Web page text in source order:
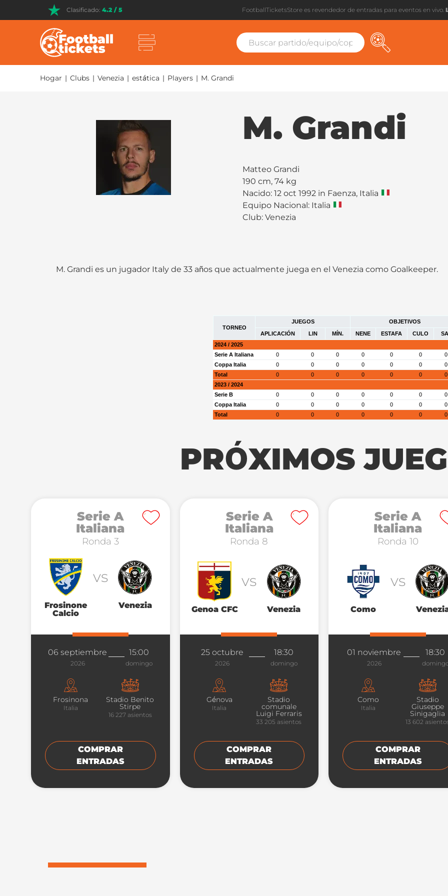
Clasificado: 4.2 / 5 FootballTicketsStore es revendedor de entradas para eventos en vivo.
Hogar | Clubs | Venezia | estática | Players | M. Grandi
M. Grandi
Matteo Grandi
190 cm, 74 kg
Nacido: 12 oct 1992 in Faenza, Italia
Equipo Nacional: Italia
Club:Venezia
M. Grandi es un jugador Italy de 33 años que actualmente juega en el Venezia como Goalkeeper.
TORNEO
JUEGOS
OBJETIVOS
APLICACIÓN
LIN MÍN. NENE ESTAFA CULO
2024 / 2025
Serie A Italiana
0 0 0 0 0 0
0
Coppa Italia
0 0 0 0 0 0
0
Total
0 0 0 0 0 0
0
2023 / 2024
Serie B
0 0 0 0 0 0
0
Coppa Italia
0 0 0 0 0 0
0
Total
0 0 0 0 0 0 0
PRÓXIMOS
Serie A
Italiana
Ronda 3
Frosinone
Calcio
vs
Venezia
06 septiembre
2026
15:00
domingo
Frosinona
Italia
Stadio Benito
Stirpe
16 227 asientos
COMPRAR
ENTRADAS
Serie A
Italiana
Ronda 8
Genoa CFC
vs
Venezia
25 octubre
2026
18:30
domingo
Génova
Italia
Stadio
comunale
Luigi Ferraris
33 205 asientos
COMPRAR
ENTRADAS
Serie A
Italiana
Ronda 10
Como
vs
01 noviembre
2026
18:30
Como
Italia
Stadio
Giuseppe
Sinigaglia
13 602
COMPRAR
ENTRADAS